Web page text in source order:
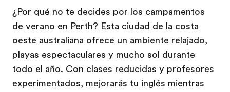
¿Por qué no te decides por los campamentos
de verano en Perth? Esta ciudad de la costa
oeste australiana ofrece un ambiente relajado,
playas espectaculares y mucho sol durante
todo el año. Con clases reducidas y profesores
experimentados, mejorarás tu inglés mientras